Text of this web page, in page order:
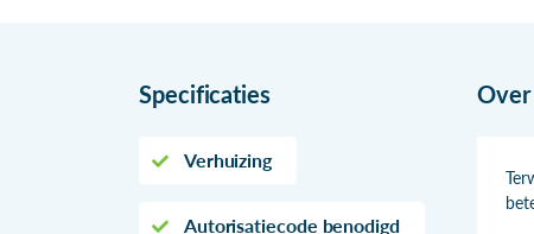
Specificaties
Verhuizing
Autorisatiecode benodigd
Over